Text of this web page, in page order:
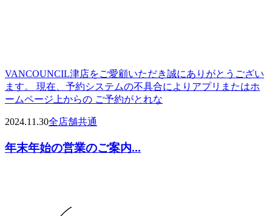
VANCOUNCIL津店をご愛顧いただき誠にありがとうござい
ます。 現在、予約システムの不具合によりアプリまたはホ
ームページ上からの ご予約がとれな
2024.11.30全店舗共通
年末年始の営業のご案内...